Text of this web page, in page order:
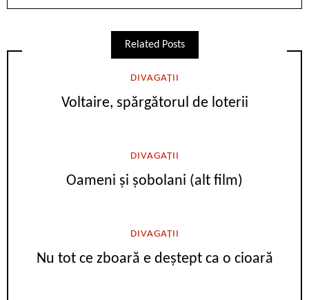
Related Posts
DIVAGAȚII
Voltaire, spărgătorul de loterii
DIVAGAȚII
Oameni și șobolani (alt film)
DIVAGAȚII
Nu tot ce zboară e deștept ca o cioară